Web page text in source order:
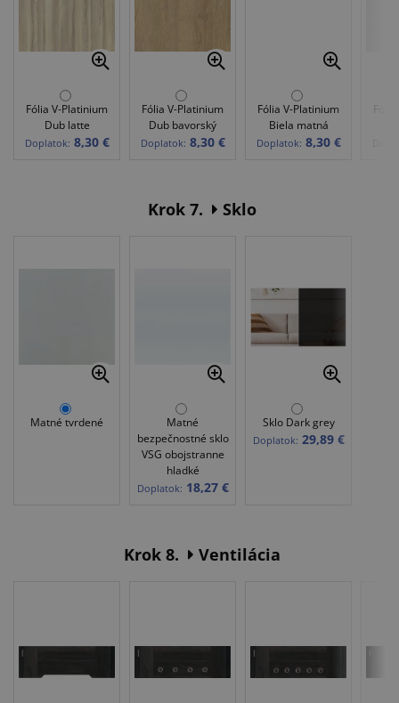
Fólia V-Platinium
Dub latte
Doplatok: 8,30 €
Fólia V-Platinium
Dub bavorský
Doplatok: 8,30 €
Fólia V-Platinium
Biela matná
Doplatok: 8,30 €
Krok 7. Sklo
Matné tvrdené
Matné
bezpečnostné sklo
VSG obojstranne
hladké
Doplatok: 18,27 €
Sklo Dark grey
Doplatok: 29,89 €
Krok 8. Ventilácia